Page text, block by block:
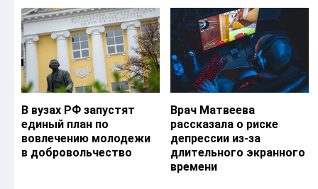
В вузах РФ запустят
единый план по
вовлечению молодежи
в добровольчество
Врач Матвеева
рассказала о риске
депрессии из-за
длительного экранного
времени